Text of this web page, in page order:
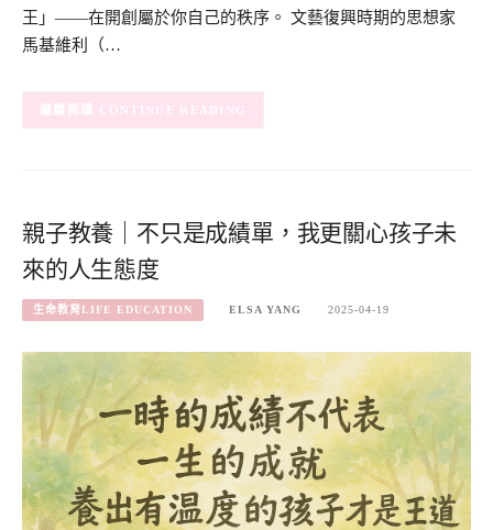
王」——在開創屬於你自己的秩序。 文藝復興時期的思想家
馬基維利（…
CONTINUE READING
親子教養｜不只是成績單，我更關心孩子未
來的人生態度
生命教育LIFE EDUCATION ELSA YANG 2025-04-19